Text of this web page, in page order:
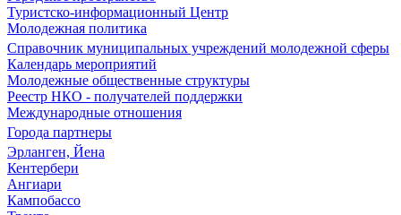
Туристско-информационный Центр
Молодежная политика
Справочник муниципальных учреждений молодежной сферы
Календарь мероприятий
Молодежные общественные структуры
Реестр НКО - получателей поддержки
Международные отношения
Города партнеры
Эрланген, Йена
Кентербери
Ангиари
Кампобассо